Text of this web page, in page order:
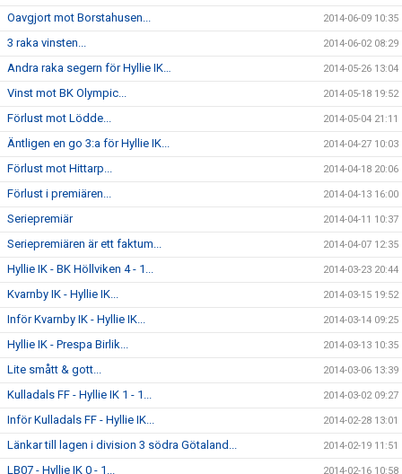
Oavgjort mot Borstahusen... 2014-06-09 10:35
3 raka vinsten... 2014-06-02 08:29
Andra raka segern för Hyllie IK… 2014-05-26 13:04
Vinst mot BK Olympic... 2014-05-18 19:52
Förlust mot Lödde... 2014-05-04 21:11
Äntligen en go 3:a för Hyllie IK... 2014-04-27 10:03
Förlust mot Hittarp... 2014-04-18 20:06
Förlust i premiären... 2014-04-13 16:00
Seriepremiär 2014-04-11 10:37
Seriepremiären är ett faktum... 2014-04-07 12:35
Hyllie IK - BK Höllviken 4 - 1... 2014-03-23 20:44
Kvarnby IK - Hyllie IK... 2014-03-15 19:52
Inför Kvarnby IK - Hyllie IK... 2014-03-14 09:25
Hyllie IK - Prespa Birlik... 2014-03-13 10:35
Lite smått & gott... 2014-03-06 13:39
Kulladals FF - Hyllie IK 1 - 1... 2014-03-02 09:27
Inför Kulladals FF - Hyllie IK... 2014-02-28 13:01
Länkar till lagen i division 3 södra Götaland... 2014-02-19 11:51
LB07 - Hyllie IK 0 - 1... 2014-02-16 10:58